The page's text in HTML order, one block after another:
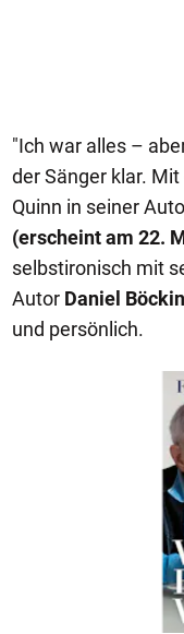
"Ich war alles –
der Sänger klar.
Quinn in seiner
(erscheint am 22.
selbstironisch mit
Autor Daniel
und persönlich.